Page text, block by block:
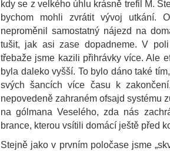
kdy se z velkého úhlu krásně trefil M.
bychom mohli zvrátit vývoj utkání.
neproměnil samostatný nájezd na
tušit, jak asi zase dopadneme. V
třebaže jsme kazili přihrávky více. Ale
byla daleko vyšší. To bylo dáno také
svých šancích více času k
nepovedeně zahraném ofsajd systému
na gólmana Veselého, zda nás
brance, kterou vsítili domácí ještě před
Stejně jako v prvním poločase jsme